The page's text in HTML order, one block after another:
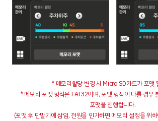
* 메모리할당 변경 시 Micro SD카드가 포맷
* 메모리 포맷 형식은 FAT32이며, 포맷 형식이 다를 경우
포맷을 진행합니다.
(포맷 후 단말기에 삽입, 전원을 인가하면 메모리 설정을 위